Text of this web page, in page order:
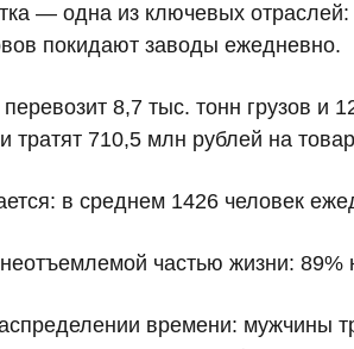
— одна из ключевых отраслей:
покидают заводы ежедневно.
8,7 тыс. тонн грузов и
тратят 710,5 млн рублей на
в среднем 1426 человек
частью жизни: 89%
времени: мужчины